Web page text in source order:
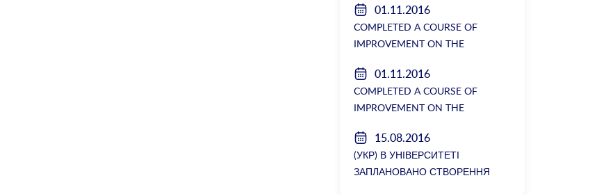
вимогою розслідування низки
зухвалих злочинів екс-ректорки
НМУ Катерини Амосової
01.11.2016
COMPLETED A COURSE OF
IMPROVEMENT ON THE
SURGERY №2
01.11.2016
COMPLETED A COURSE OF
IMPROVEMENT ON THE
SURGERY №2
15.08.2016
(УКР) В УНІВЕРСИТЕТІ
ЗАПЛАНОВАНО СТВОРЕННЯ